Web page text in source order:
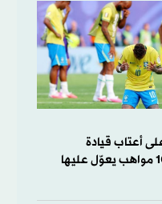
أعتاب قيادة
البرازيل... 10 مواهب يعوّل عليها